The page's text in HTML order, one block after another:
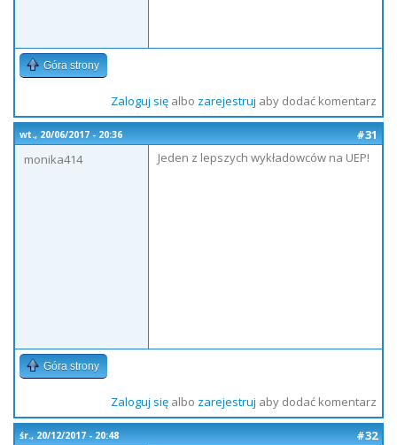
Góra strony
Zaloguj sięalbo zarejestruj aby dodać komentarz
wt., 20/06/2017 - 20:36
#31
monika414
Jeden z lepszych wykładowców na UEP!
Góra strony
Zaloguj sięalbo zarejestruj aby dodać komentarz
śr., 20/12/2017 - 20:48
#32